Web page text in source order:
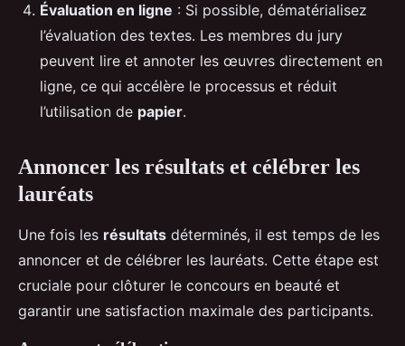
Évaluation en ligne : Si possible, dématérialisez
l’évaluation des textes. Les membres du jury
peuvent lire et annoter les œuvres directement en
ligne, ce qui accélère le processus et réduit
l’utilisation de papier.
Annoncer les résultats et célébrer les
lauréats
Une fois les résultats déterminés, il est temps de les
annoncer et de célébrer les lauréats. Cette étape est
cruciale pour clôturer le concours en beauté et
garantir une satisfaction maximale des participants.